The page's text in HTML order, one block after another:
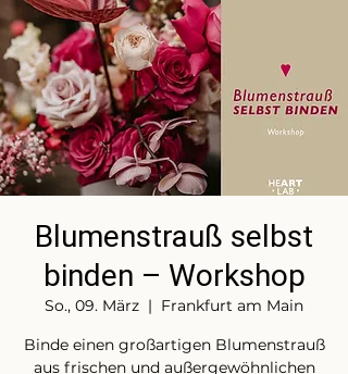
Blumenstrauß selbst
binden – Workshop
So., 09. März
  |
Frankfurt am Main
Binde einen großartigen Blumenstrauß
aus frischen und außergewöhnlichen